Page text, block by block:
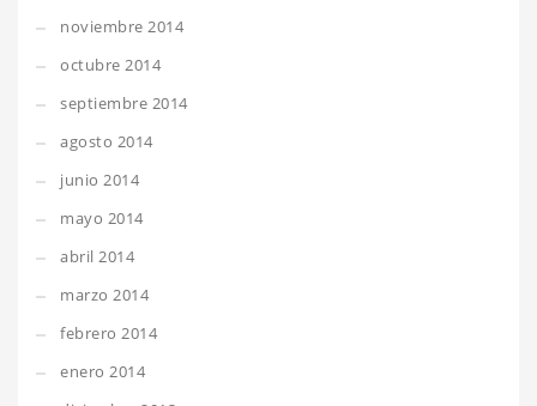
noviembre 2014
octubre 2014
septiembre 2014
agosto 2014
junio 2014
mayo 2014
abril 2014
marzo 2014
febrero 2014
enero 2014